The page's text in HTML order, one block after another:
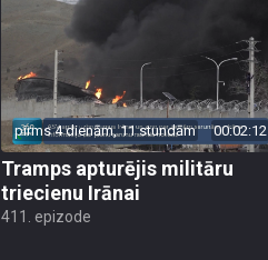
pirms 4 dienām, 11 stundām 00:02:12
Tramps apturējis militāru
triecienu Irānai
411. epizode